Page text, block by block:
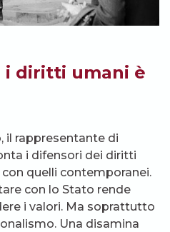
i diritti umani è
il rappresentante di
i difensori dei diritti
con quelli contemporanei.
con lo Stato rende
i valori. Ma soprattutto
Una disamina